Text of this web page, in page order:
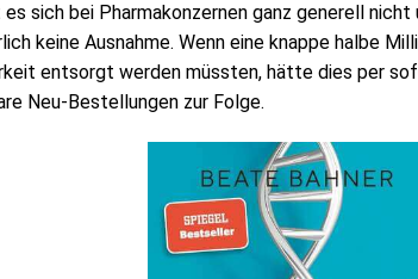
sich bei Pharmakonzernen ganz generell
keine Ausnahme. Wenn eine knappe halbe
entsorgt werden müssten, hätte dies per
Neu-Bestellungen zur Folge.